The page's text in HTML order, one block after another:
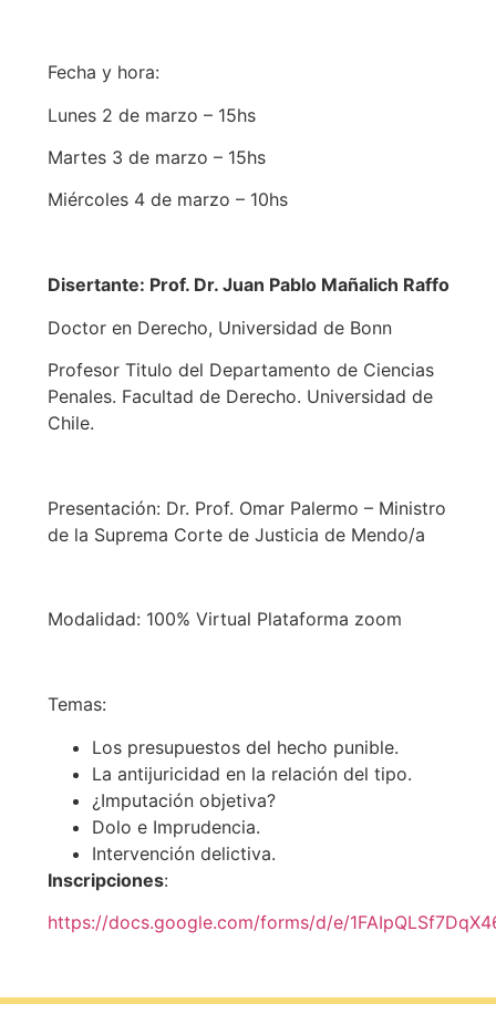
Fecha y hora:
Lunes 2 de marzo – 15hs
Martes 3 de marzo – 15hs
Miércoles 4 de marzo – 10hs
Disertante: Prof. Dr. Juan Pablo Mañalich Raffo
Doctor en Derecho, Universidad de Bonn
Profesor Titulo del Departamento de Ciencias
Penales. Facultad de Derecho. Universidad de
Chile.
Presentación: Dr. Prof. Omar Palermo – Ministro
de la Suprema Corte de Justicia de Mendo/a
Modalidad: 100% Virtual Plataforma zoom
Temas:
Los presupuestos del hecho punible.
La antijuricidad en la relación del tipo.
¿Imputación objetiva?
Dolo e Imprudencia.
Intervención delictiva.
Inscripciones:
https://docs.google.com/forms/d/e/